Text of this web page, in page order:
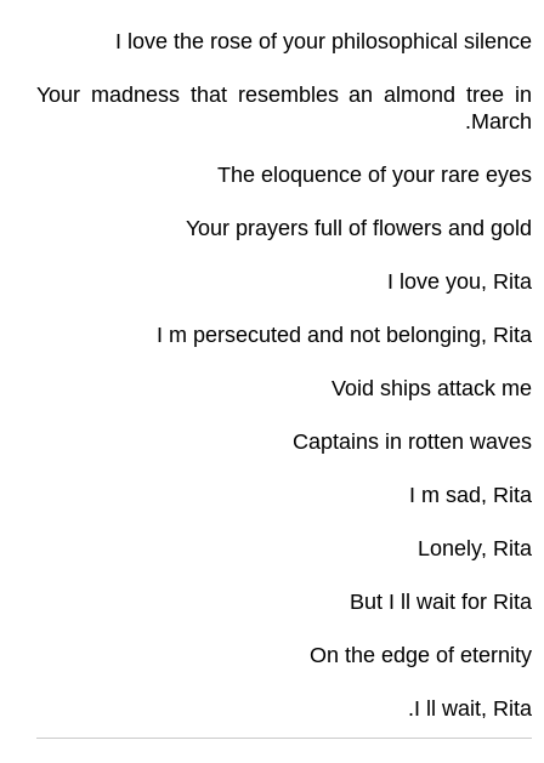
I love the rose of your philosophical silence
Your madness that resembles an almond tree in
March.
The eloquence of your rare eyes
Your prayers full of flowers and gold
I love you, Rita
I m persecuted and not belonging, Rita
Void ships attack me
Captains in rotten waves
I m sad, Rita
Lonely, Rita
But I ll wait for Rita
On the edge of eternity
I ll wait, Rita.